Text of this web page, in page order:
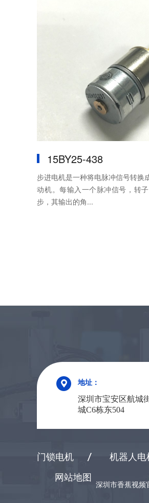
15BY25-438
步进电机是一种将电脉冲信号转换
动机。每输入一个脉冲信号
步，其输出的角...
地址：
深圳市宝安区航城
城C6栋东504
门锁电机 机器人电
网站地图
深圳市香蕉视频